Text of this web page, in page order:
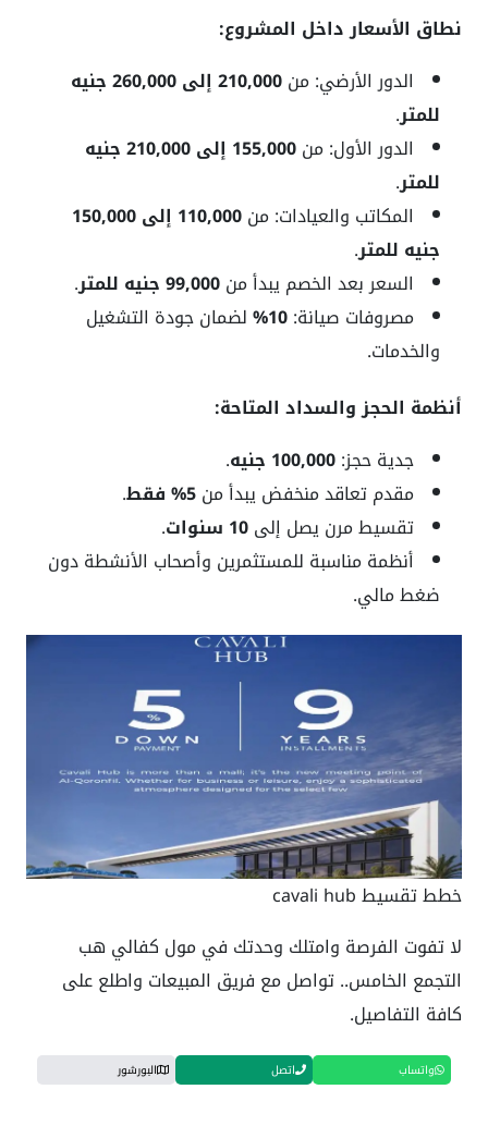
نطاق الأسعار داخل المشروع:
الدور الأرضي: من
210,000 إلى 260,000 جنيه
للمتر.
الدور الأول: من
155,000 إلى 210,000 جنيه
للمتر.
المكاتب والعيادات: من
110,000 إلى 150,000
جنيه للمتر.
السعر بعد الخصم يبدأ من99,000 جنيه للمتر
.
مصروفات صيانة:10%
لضمان جودة التشغيل
والخدمات.
أنظمة الحجز والسداد المتاحة:
جدية حجز:100,000 جنيه
.
مقدم تعاقد منخفض يبدأ من5% فقط
.
تقسيط مرن يصل إلى10 سنوات
.
أنظمة مناسبة للمستثمرين وأصحاب الأنشطة دون
ضغط مالي.
خطط تقسيط cavali hub
لا تفوت الفرصة وامتلك وحدتك في مول كفالي هب
التجمع الخامس.. تواصل مع فريق المبيعات واطلع على
كافة التفاصيل.
واتساب اتصل البورشور